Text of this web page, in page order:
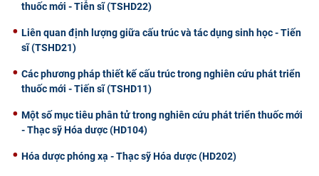
thuốc mới - Tiễn sĩ (TSHD22)
Liên quan định lượng giữa cấu trúc và tác dụng sinh học - Tiến
sĩ (TSHD21)
Các phương pháp thiết kế cấu trúc trong nghiên cứu phát triển
thuốc mới - Tiến sĩ (TSHD11)
Một số mục tiêu phân tử trong nghiên cứu phát triển thuốc mới
- Thạc sỹ Hóa dược (HD104)
Hóa dược phóng xạ - Thạc sỹ Hóa dược (HD202)